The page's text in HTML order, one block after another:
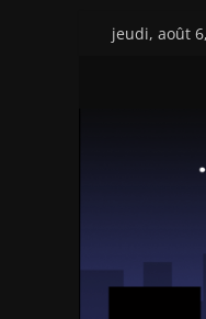
Passerjeudi, août